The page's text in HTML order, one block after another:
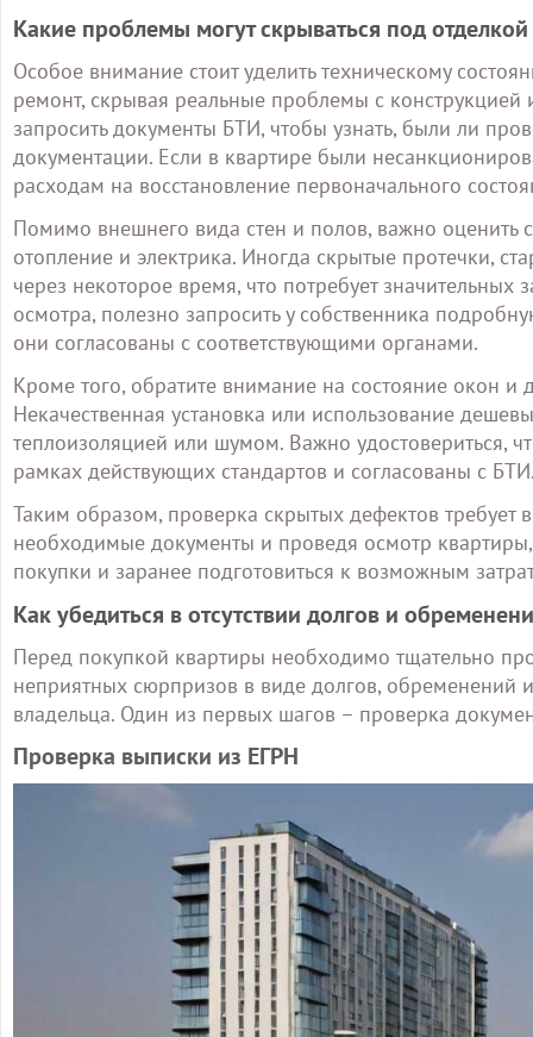
Какие проблемы могут скрываться под
Особое внимание стоит уделить техническому
ремонт, скрывая реальные проблемы с
запросить документы БТИ, чтобы узнать, были ли
документации. Если в квартире были
расходам на восстановление первоначального
Помимо внешнего вида стен и полов, важно оценить
отопление и электрика. Иногда скрытые протечки,
через некоторое время, что потребует
осмотра, полезно запросить у собственника
они согласованы с соответствующими органами.
Кроме того, обратите внимание на состояние окон
Некачественная установка или использование
теплоизоляцией или шумом. Важно удостовериться,
рамках действующих стандартов и согласованы с
Таким образом, проверка скрытых дефектов требует
необходимые документы и проведя осмотр
покупки и заранее подготовиться к возможным
Как убедиться в отсутствии долгов и
Перед покупкой квартиры необходимо тщательно
неприятных сюрпризов в виде долгов, обременений
владельца. Один из первых шагов – проверка
Проверка выписки из ЕГРН